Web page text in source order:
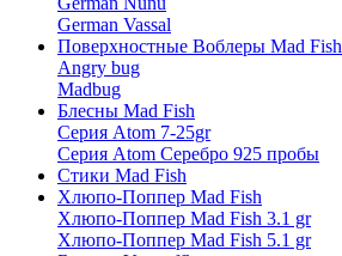
German Vassal
Поверхностные Воблеры Mad Fish
Angry bug
Madbug
Блесны Mad Fish
Серия Atom 7-25gr
Серия Atom Серебро 925 пробы
Стики Mad Fish
Хлюпо-Поппер Mad Fish
Хлюпо-Поппер Mad Fish 3.1 gr
Хлюпо-Поппер Mad Fish 5.1 gr